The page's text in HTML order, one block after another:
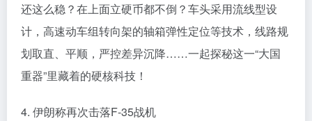
还这么稳？在上面立硬币都不倒？车头采用流线型设
计，高速动车组转向架的轴箱弹性定位等技术，线路规
划取直、平顺，严控差异沉降……一起探秘这一“大国
重器”里藏着的硬核科技！
4. 伊朗称再次击落F-35战机